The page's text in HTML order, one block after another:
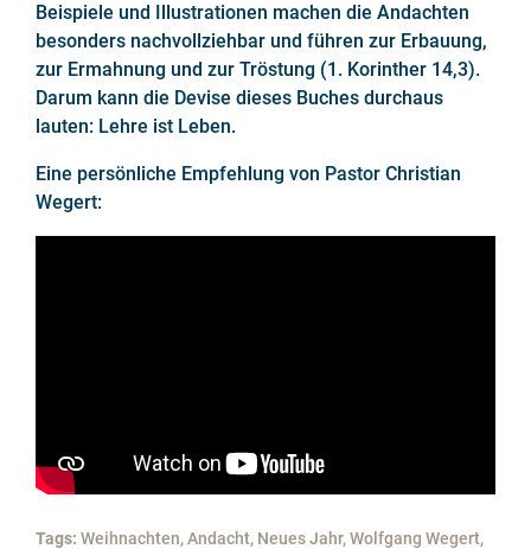
Beispiele und Illustrationen machen die Andachten
besonders nachvollziehbar und führen zur Erbauung,
zur Ermahnung und zur Tröstung (1. Korinther 14,3).
Darum kann die Devise dieses Buches durchaus
lauten: Lehre ist Leben.
Eine persönliche Empfehlung von Pastor Christian
Wegert:
Tags: Weihnachten, Andacht, Neues Jahr, Wolfgang Wegert,